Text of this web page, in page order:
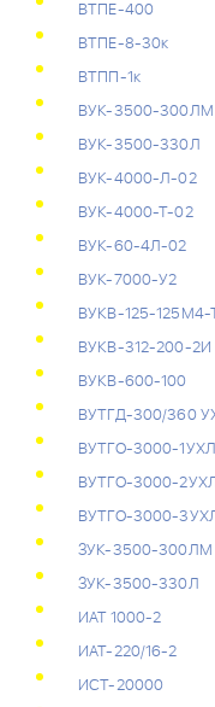
ВТПЕ-400
ВТПЕ-8-30к
ВТПП-1к
ВУК-3500-300ЛМ
ВУК-3500-330Л
ВУК-4000-Л-02
ВУК-4000-Т-02
ВУК-60-4Л-02
ВУК-7000-У2
ВУКВ-125-
ВУКВ-312-200-2И
ВУКВ-600-100
ВУТГД-300/360
ВУТГО-3000-
ВУТГО-3000-
ВУТГО-3000-
ЗУК-3500-300ЛМ
ЗУК-3500-330Л
ИAT 1000-2
ИАТ-220/16-2
ИСТ-20000